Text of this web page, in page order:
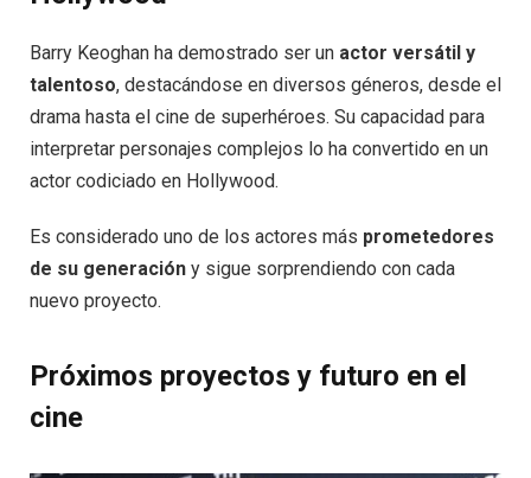
Barry Keoghan ha demostrado ser un actor versátil y
talentoso, destacándose en diversos géneros, desde el
drama hasta el cine de superhéroes. Su capacidad para
interpretar personajes complejos lo ha convertido en un
actor codiciado en Hollywood.
Es considerado uno de los actores más prometedores
de su generación y sigue sorprendiendo con cada
nuevo proyecto.
Próximos proyectos y futuro en el
cine